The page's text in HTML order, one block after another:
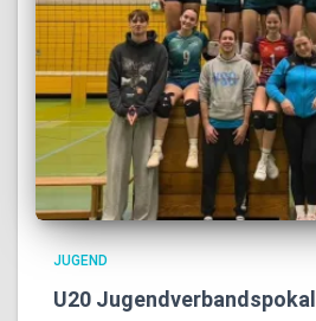
JUGEND
U20 Jugendverbandspokal